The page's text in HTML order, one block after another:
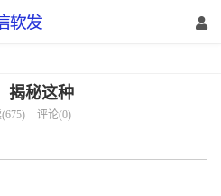
揭秘这种
评论(0)